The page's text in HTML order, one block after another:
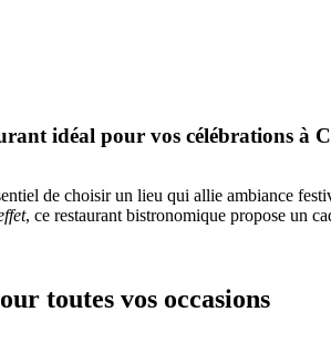
idéal pour vos célébrations à
de choisir un lieu qui allie ambiance
, ce restaurant bistronomique propose un
toutes vos occasions